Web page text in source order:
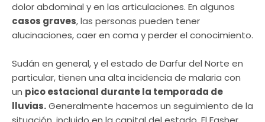
dolor abdominal y en las articulaciones. En algunos
casos graves, las personas pueden tener
alucinaciones, caer en coma y perder el conocimiento.
Sudán en general, y el estado de Darfur del Norte en
particular, tienen una alta incidencia de malaria con
un pico estacional durante la temporada de
lluvias.Generalmente hacemos un seguimiento de la